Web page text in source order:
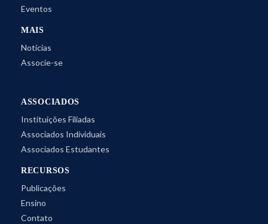
Eventos
MAIS
Notícias
Associe-se
ASSOCIADOS
Instituições Filiadas
Associados Individuais
Associados Estudantes
RECURSOS
Publicações
Ensino
Contato